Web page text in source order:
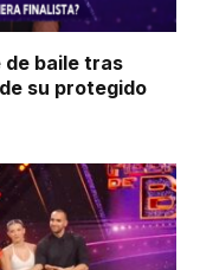
de baile tras
su protegido